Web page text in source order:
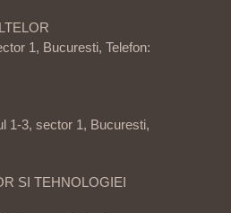
1, Bucuresti, Telefon:
1-3, sector 1, Bucuresti,
SI TEHNOLOGIEI